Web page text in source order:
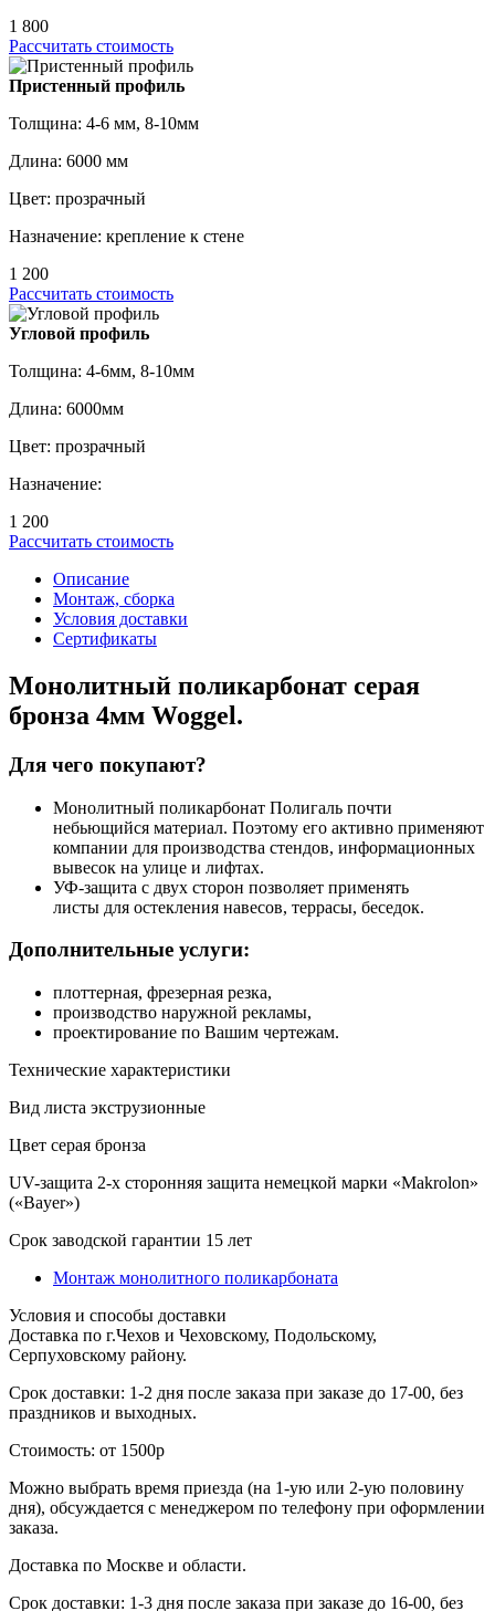
1 800
Рассчитать стоимость
Пристенный профиль
Толщина: 4-6 мм, 8-10мм
Длина: 6000 мм
Цвет: прозрачный
Назначение: крепление к стене
1 200
Рассчитать стоимость
Угловой профиль
Толщина: 4-6мм, 8-10мм
Длина: 6000мм
Цвет: прозрачный
Назначение:
1 200
Рассчитать стоимость
Описание
Монтаж, сборка
Условия доставки
Сертификаты
Монолитный поликарбонат серая
бронза 4мм Woggel.
Для чего покупают?
Монолитный поликарбонат Полигаль почти
небьющийся материал. Поэтому его активно применяют
компании для производства стендов, информационных
вывесок на улице и лифтах.
УФ-защита с двух сторон позволяет применять
листы для остекления навесов, террасы, беседок.
Дополнительные услуги:
плоттерная, фрезерная резка,
производство наружной рекламы,
проектирование по Вашим чертежам.
Технические характеристики
Вид листа экструзионные
Цвет серая бронза
UV-защита 2-х сторонняя защита немецкой марки «Makrolon»
(«Bayer»)
Срок заводской гарантии 15 лет
Монтаж монолитного поликарбоната
Условия и способы доставки
Доставка по г.Чехов и Чеховскому, Подольскому,
Серпуховскому району.
Срок доставки: 1-2 дня после заказа при заказе до 17-00, без
праздников и выходных.
Стоимость: от 1500р
Можно выбрать время приезда (на 1-ую или 2-ую половину
дня), обсуждается с менеджером по телефону при оформлении
заказа.
Доставка по Москве и области.
Срок доставки: 1-3 дня после заказа при заказе до 16-00, без